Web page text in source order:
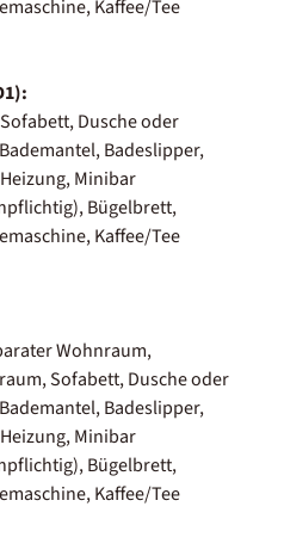
Kaffee/Tee
Dusche oder
Badeslipper,
Minibar
Bügelbrett,
Kaffee/Tee
Wohnraum,
Sofabett, Dusche oder
Badeslipper,
Minibar
Bügelbrett,
Kaffee/Tee